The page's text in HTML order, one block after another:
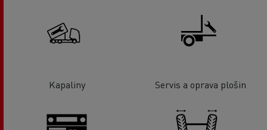
Kapaliny Servis a oprava plošin